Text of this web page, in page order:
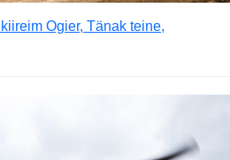
Ogier, Tänak teine,